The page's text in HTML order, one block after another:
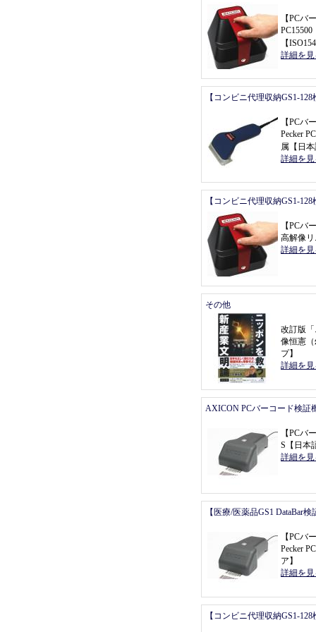
【PCバ
【
詳細を
【コンビニ代理収納GS1-
【PCバ
Pecker
属 【 日
詳細を
【コンビニ代理収納GS1-
【PCバ
高解像
詳細を
その他
改訂版 「
像恒憲 （
プ】
詳細を
AXICON PCバーコード検証
【PCバ
S 【 日本
詳細を
【医療/医薬品GS1 DataBar
【PCバ
Pecker
ア 】
詳細を
【コンビニ代理収納GS1-